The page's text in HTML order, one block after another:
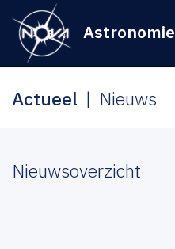
Astronomie
Actueel Nieuws
Nieuwsoverzicht